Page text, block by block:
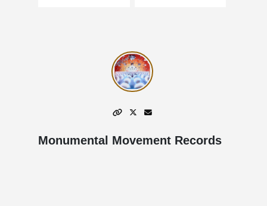
Monumental Movement Records